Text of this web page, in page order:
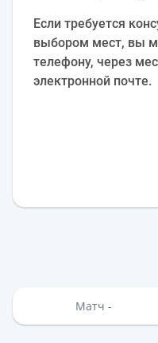
Если требуется
выбором мест, вы
телефону, через
электронной почте.
Матч -